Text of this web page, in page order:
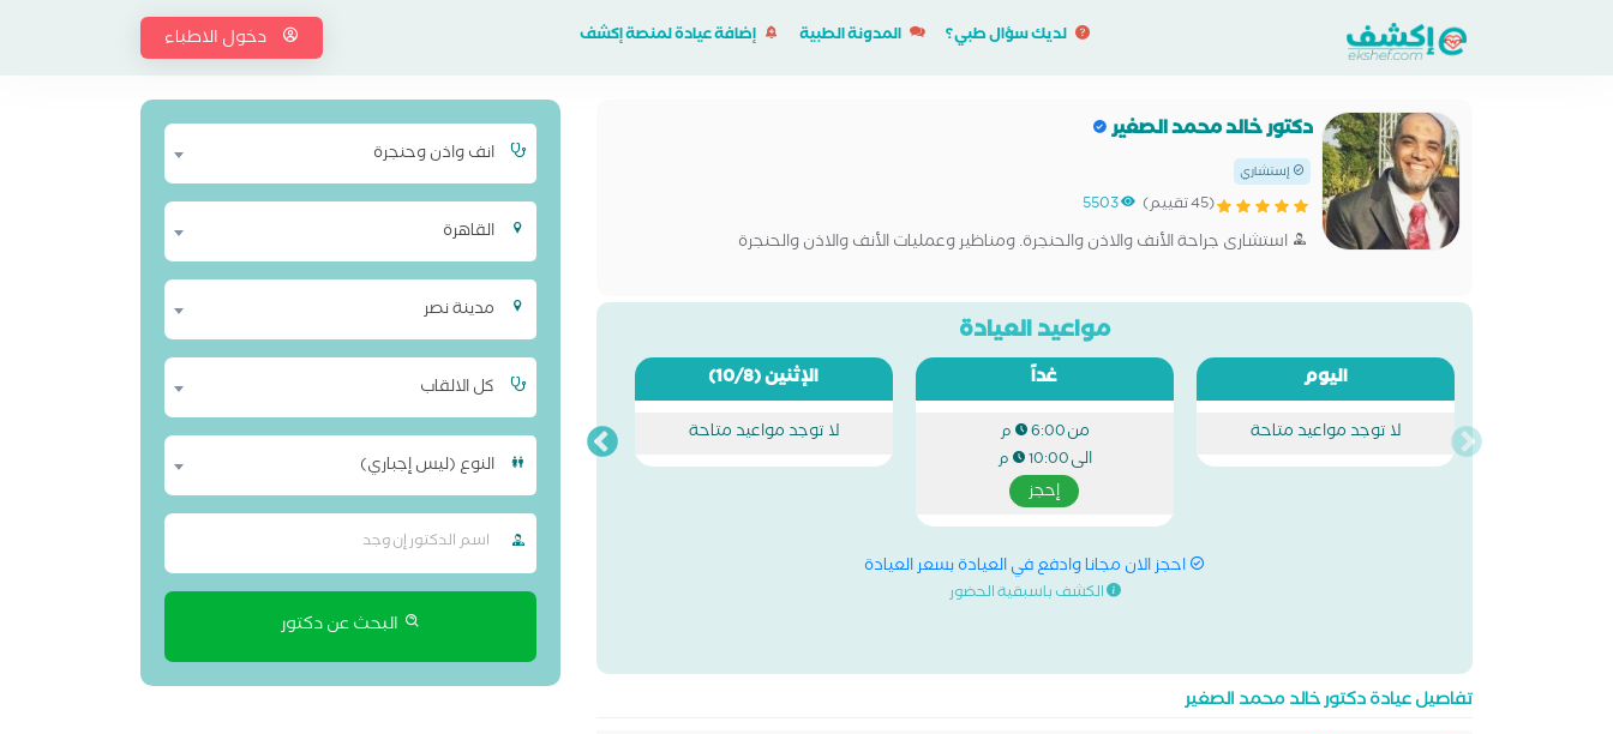
لديك سؤال طبي؟ المدونة الطبية إضافة عيادة لمنصة إكشف دخول الاطباء
دكتور خالد محمد الصغير
إستشاري
(45 تقييم) 5503
استشارى جراحة الأنف والاذن والحنجرة. ومناظير وعمليات الأنف والاذن والحنجرة
مواعيد العيادة
اليوم
لا توجد مواعيد متاحة
غداً
من6:00 م
الى10:00 م
إحجز
الإثنين(10/8)
لا توجد مواعيد متاحة
احجز الان مجانا وادفع في العيادة بسعر العيادة
الكشف باسبقية الحضور
تفاصيل عيادة دكتور خالد محمد الصغير
انف واذن وحنجرة
القاهرة
مدينة نصر
كل الالقاب
النوع (ليس إجباري)
البحث عن دكتور